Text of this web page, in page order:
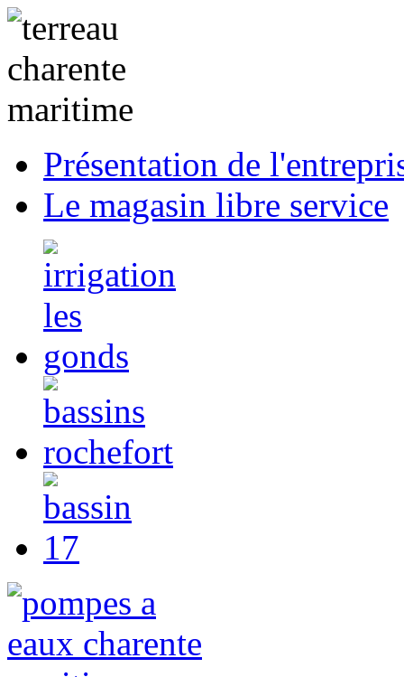
Présentation de
Le magasin libre service